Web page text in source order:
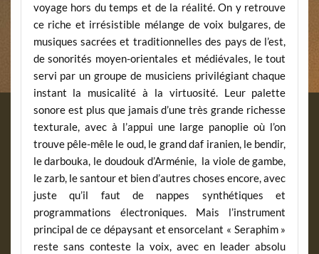
voyage hors du temps et de la réalité. On y retrouve
ce riche et irrésistible mélange de voix bulgares, de
musiques sacrées et traditionnelles des pays de l’est,
de sonorités moyen-orientales et médiévales, le tout
servi par un groupe de musiciens privilégiant chaque
instant la musicalité à la virtuosité. Leur palette
sonore est plus que jamais d’une très grande richesse
texturale, avec à l’appui une large panoplie où l’on
trouve pêle-mêle le oud, le grand daf iranien, le bendir,
le darbouka, le doudouk d’Arménie, la viole de gambe,
le zarb, le santour et bien d’autres choses encore, avec
juste qu’il faut de nappes synthétiques et
programmations électroniques. Mais l’instrument
principal de ce dépaysant et ensorcelant « Seraphim »
reste sans conteste la voix, avec en leader absolu